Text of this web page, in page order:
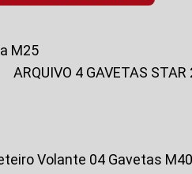
M25
ARQUIVO 4 GAVETAS
Volante 04 Gavetas M40